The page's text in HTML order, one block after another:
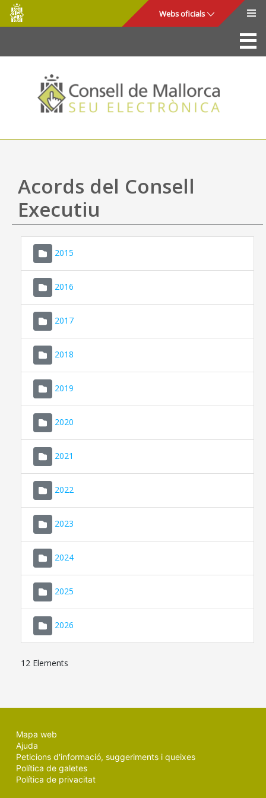
Salta al contingut principal
Consell
de
Mallorca
Webs oficials
La Seu
Consell de Mallorca
Accés i seguretat
Utilitats
Ajuda
Acords del Consell
Executiu
2015
2016
2017
2018
2019
2020
2021
2022
2023
2024
2025
2026
12 Elements
Mapa web
Ajuda
Peticions d'informació, suggeriments i queixes
Política de galetes
Política de privacitat